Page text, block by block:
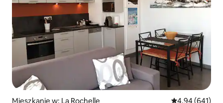
Mieszkanie w: La Rochelle Średnia
4,94 (641)